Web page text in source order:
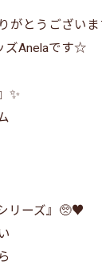
がとうござい
ズAnelaです☆
✨
リーズ』🥺♥️